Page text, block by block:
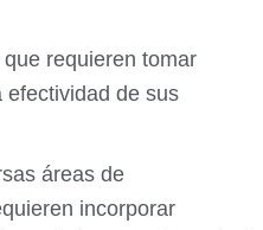
requieren tomar
efectividad de sus
áreas de
incorporar